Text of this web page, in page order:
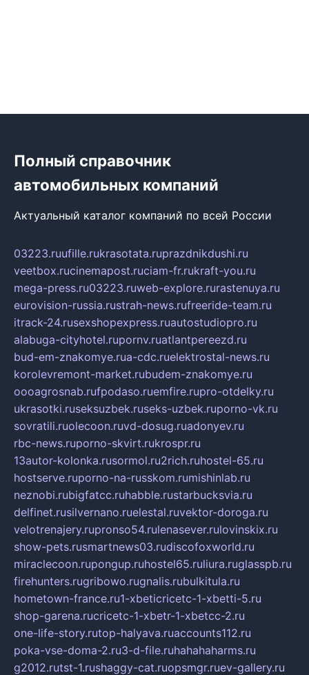
Полный справочник
автомобильных компаний
Актуальный каталог компаний по всей России
03223.ruufille.rukrasotata.ruprazdnikdushi.ru
veetbox.rucinemapost.ruciam-fr.rukraft-you.ru
mega-press.ru03223.ruweb-explore.rurastenuya.ru
eurovision-russia.rustrah-news.rufreeride-team.ru
itrack-24.rusexshopexpress.ruautostudiopro.ru
alabuga-cityhotel.rupornv.ruatlantpereezd.ru
bud-em-znakomye.rua-cdc.ruelektrostal-news.ru
korolevremont-market.rubudem-znakomye.ru
oooagrosnab.rufpodaso.ruemfire.rupro-otdelky.ru
ukrasotki.ruseksuzbek.ruseks-uzbek.ruporno-vk.ru
sovratili.ruolecoon.ruvd-dosug.ruadonyev.ru
rbc-news.ruporno-skvirt.rukrospr.ru
13autor-kolonka.rusormol.ru2rich.ruhostel-65.ru
hostserve.ruporno-na-russkom.rumishinlab.ru
neznobi.rubigfatcc.ruhabble.rustarbucksvia.ru
delfinet.rusilvernano.ruelestal.ruvektor-doroga.ru
velotrenajery.rupronso54.rulenasever.rulovinskix.ru
show-pets.rusmartnews03.rudiscofoxworld.ru
miraclecoon.rupongup.ruhostel65.ruliura.ruglasspb.ru
firehunters.rugribowo.rugnalis.rubulkitula.ru
hometown-france.ru1-xbeticricetc-1-xbetti-5.ru
shop-garena.rucricetc-1-xbetr-1-xbetcc-2.ru
one-life-story.rutop-halyava.ruaccounts112.ru
poka-vse-doma-2.ru3-d-file.ruhahahaharms.ru
g2012.rutst-1.rushaggy-cat.ruopsmgr.ruev-gallery.ru